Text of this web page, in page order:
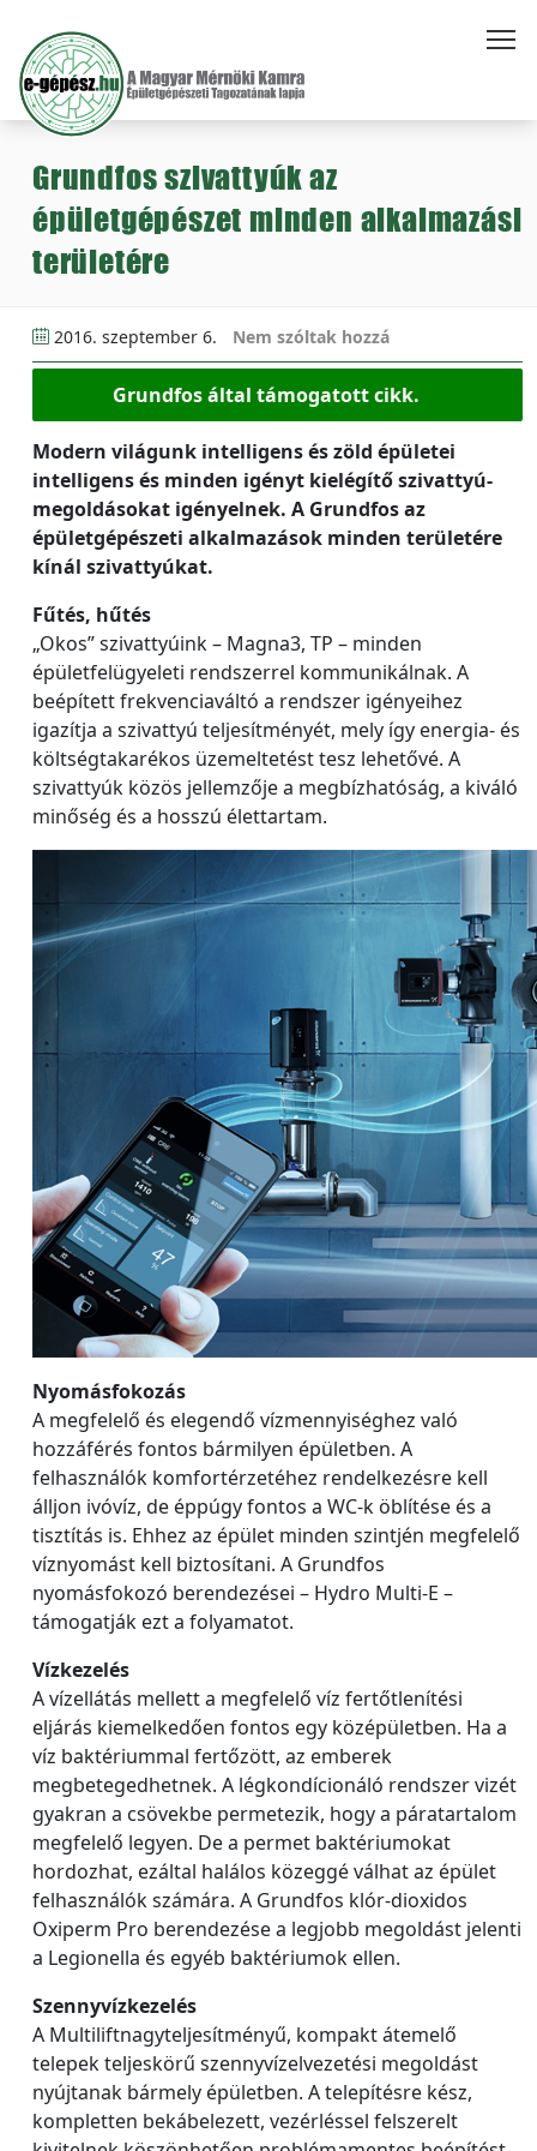
Grundfos szivattyúk az
épületgépészet minden alkalmazási
területére
2016. szeptember 6. Nem szóltak hozzá
Grundfos által támogatott cikk.
Modern világunk intelligens és zöld épületei
intelligens és minden igényt kielégítő szivattyú-
megoldásokat igényelnek. A Grundfos az
épületgépészeti alkalmazások minden területére
kínál szivattyúkat.
Fűtés, hűtés
„Okos” szivattyúink – Magna3, TP – minden
épületfelügyeleti rendszerrel kommunikálnak. A
beépített frekvenciaváltó a rendszer igényeihez
igazítja a szivattyú teljesítményét, mely így energia- és
költségtakarékos üzemeltetést tesz lehetővé. A
szivattyúk közös jellemzője a megbízhatóság, a kiváló
minőség és a hosszú élettartam.
Nyomásfokozás
A megfelelő és elegendő vízmennyiséghez való
hozzáférés fontos bármilyen épületben. A
felhasználók komfortérzetéhez rendelkezésre kell
álljon ivóvíz, de éppúgy fontos a WC-k öblítése és a
tisztítás is. Ehhez az épület minden szintjén megfelelő
víznyomást kell biztosítani. A Grundfos
nyomásfokozó berendezései – Hydro Multi-E –
támogatják ezt a folyamatot.
Vízkezelés
A vízellátás mellett a megfelelő víz fertőtlenítési
eljárás kiemelkedően fontos egy középületben. Ha a
víz baktériummal fertőzött, az emberek
megbetegedhetnek. A légkondícionáló rendszer vizét
gyakran a csövekbe permetezik, hogy a páratartalom
megfelelő legyen. De a permet baktériumokat
hordozhat, ezáltal halálos közeggé válhat az épület
felhasználók számára. A Grundfos klór-dioxidos
Oxiperm Pro berendezése a legjobb megoldást jelenti
a Legionella és egyéb baktériumok ellen.
Szennyvízkezelés
A Multiliftnagyteljesítményű, kompakt átemelő
telepek teljeskörű szennyvízelvezetési megoldást
nyújtanak bármely épületben. A telepítésre kész,
kompletten bekábelezett, vezérléssel felszerelt